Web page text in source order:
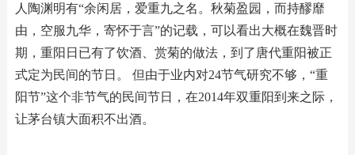
人陶渊明有“余闲居，爱重九之名。秋菊盈园，而持醪靡
由，空服九华，寄怀于言”的记载，可以看出大概在魏晋时
期，重阳日已有了饮酒、赏菊的做法，到了唐代重阳被正
式定为民间的节日。 但由于业内对24节气研究不够，“重
阳节”这个非节气的民间节日，在2014年双重阳到来之际，
让茅台镇大面积不出酒。